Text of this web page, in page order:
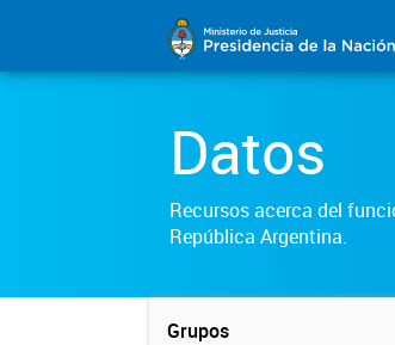
Datos
Recursos acerca del
República Argentina.
Grupos